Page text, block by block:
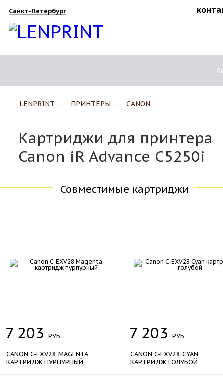
Санкт-Петербург
LENPRINT --- ПРИНТЕРЫ --- CANON
Картриджи для принтера
Canon iR Advance C5250i
Совместимые картриджи
7 203 РУБ.
CANON C-EXV28 MAGENTA
КАРТРИДЖ ПУРПУРНЫЙ
7 203 РУБ.
CANON C-EXV28 CYAN
КАРТРИДЖ ГОЛУБОЙ